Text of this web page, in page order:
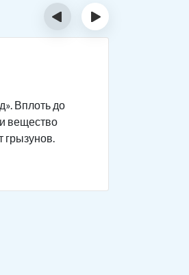
Вплоть до
вещество
грызунов.
‹ ›